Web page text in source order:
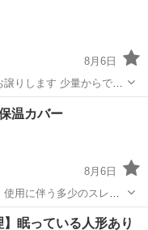
期：約3年前 ・室内保管
8月6日
りします 少量からでも
温カバー
8月6日
詳細は現地でご確認くだ
います ※中古品のため...
】眠っている人形あり